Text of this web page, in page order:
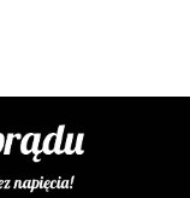
szczegóły